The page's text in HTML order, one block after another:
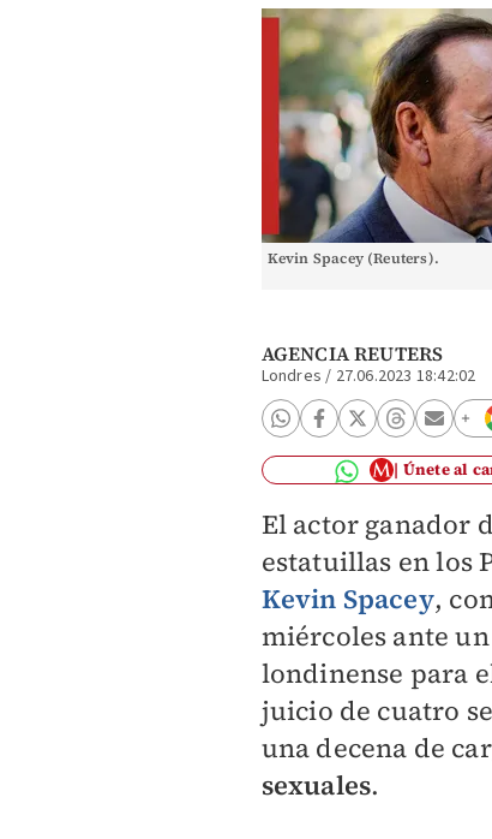
Kevin Spacey (Reuters).
AGENCIA REUTERS
Londres / 27.06.2023 18:42:02
Únete al
El actor ganador
estatuillas en los
Kevin Spacey,
miércoles ante
londinense para
juicio de cuatro
una decena de
sexuales.